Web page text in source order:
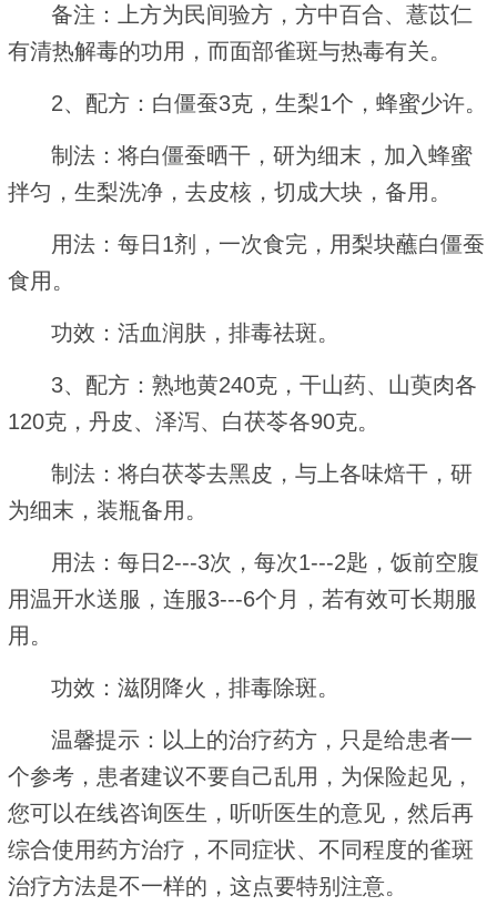
备注：上方为民间验方，方中百合、薏苡仁
有清热解毒的功用，而面部雀斑与热毒有关。
2、配方：白僵蚕3克，生梨1个，蜂蜜少许。
制法：将白僵蚕晒干，研为细末，加入蜂蜜
拌匀，生梨洗净，去皮核，切成大块，备用。
用法：每日1剂，一次食完，用梨块蘸白僵蚕
食用。
功效：活血润肤，排毒祛斑。
3、配方：熟地黄240克，干山药、山萸肉各
120克，丹皮、泽泻、白茯苓各90克。
制法：将白茯苓去黑皮，与上各味焙干，研
为细末，装瓶备用。
用法：每日2---3次，每次1---2匙，饭前空腹
用温开水送服，连服3---6个月，若有效可长期服
用。
功效：滋阴降火，排毒除斑。
温馨提示：以上的治疗药方，只是给患者一
个参考，患者建议不要自己乱用，为保险起见，
您可以在线咨询医生，听听医生的意见，然后再
综合使用药方治疗，不同症状、不同程度的雀斑
治疗方法是不一样的，这点要特别注意。